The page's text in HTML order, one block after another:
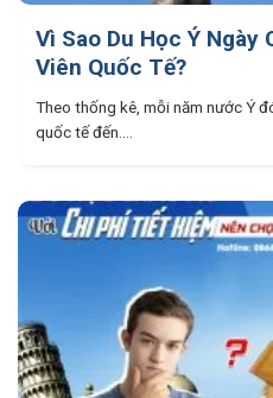
Vì Sao Du Học Ý Ngày
Viên Quốc Tế?
Theo thống kê, mỗi năm nước Ý
quốc tế đến....